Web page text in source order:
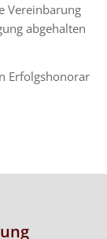
Vereinbarung
abgehalten
Erfolgshonorar